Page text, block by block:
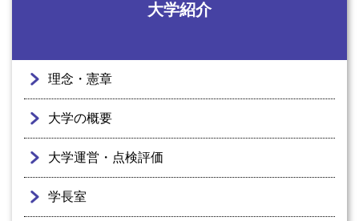
大学紹介
理念・憲章
大学の概要
大学運営・点検評価
学長室